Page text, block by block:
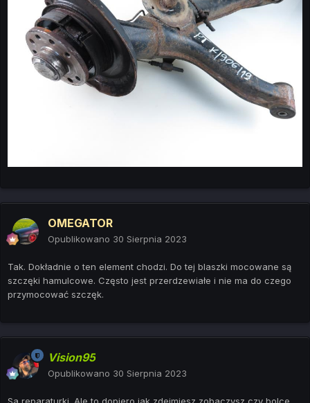
OMEGATOR
Opublikowano 30 Sierpnia 2023
Tak. Dokładnie o ten element chodzi. Do tej blaszki mocowane są
szczęki hamulcowe. Często jest przerdzewiałe i nie ma do czego
przymocować szczęk.
Vision95
Opublikowano 30 Sierpnia 2023